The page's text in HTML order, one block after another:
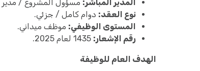
المدير المباشر: مسؤول المشروع / مدير
نوع العقد: دوام كامل / جزئي.
المستوى الوظيفي: موظف ميداني.
رقم الإشعار:
الهدف العام للوظيفة